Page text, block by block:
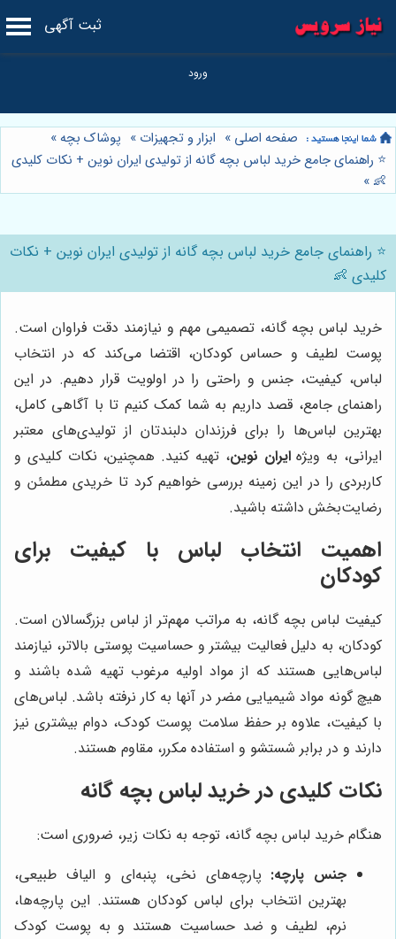
ثبت آگهی
صفحه اصلی » ابزار و تجهیزات » پوشاک بچه»
⭐️ راهنمای جامع خرید لباس بچه گانه از تولیدی ایران نوین + نکات کلیدی
👶
»
⭐️ راهنمای جامع خرید لباس بچه گانه از تولیدی ایران نوین + نکات
کلیدی 👶
خرید لباس بچه گانه، تصمیمی مهم و نیازمند دقت فراوان است.
پوست لطیف و حساس کودکان، اقتضا می‌کند که در انتخاب
لباس، کیفیت، جنس و راحتی را در اولویت قرار دهیم. در این
راهنمای جامع، قصد داریم به شما کمک کنیم تا با آگاهی کامل،
بهترین لباس‌ها را برای فرزندان دلبندتان از تولیدی‌های معتبر
ایرانی، به ویژهایران نوین، تهیه کنید. همچنین، نکات کلیدی و
کاربردی را در این زمینه بررسی خواهیم کرد تا خریدی مطمئن و
رضایت‌بخش داشته باشید.
اهمیت انتخاب لباس با کیفیت برای
کودکان
کیفیت لباس بچه گانه، به مراتب مهم‌تر از لباس بزرگسالان است.
کودکان، به دلیل فعالیت بیشتر و حساسیت پوستی بالاتر، نیازمند
لباس‌هایی هستند که از مواد اولیه مرغوب تهیه شده باشند و
هیچ گونه مواد شیمیایی مضر در آنها به کار نرفته باشد. لباس‌های
با کیفیت، علاوه بر حفظ سلامت پوست کودک، دوام بیشتری نیز
دارند و در برابر شستشو و استفاده مکرر، مقاوم هستند.
نکات کلیدی در خرید لباس بچه گانه
هنگام خرید لباس بچه گانه، توجه به نکات زیر، ضروری است:
جنس پارچه: پارچه‌های نخی، پنبه‌ای و الیاف طبیعی،
بهترین انتخاب برای لباس کودکان هستند. این پارچه‌ها،
نرم، لطیف و ضد حساسیت هستند و به پوست کودک